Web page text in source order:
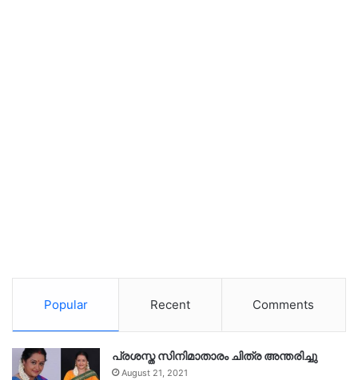
Popular Recent Comments
പ്രശസ്ത സിനിമാതാരം ചിത്ര അന്തരിച്ചു
August 21, 2021